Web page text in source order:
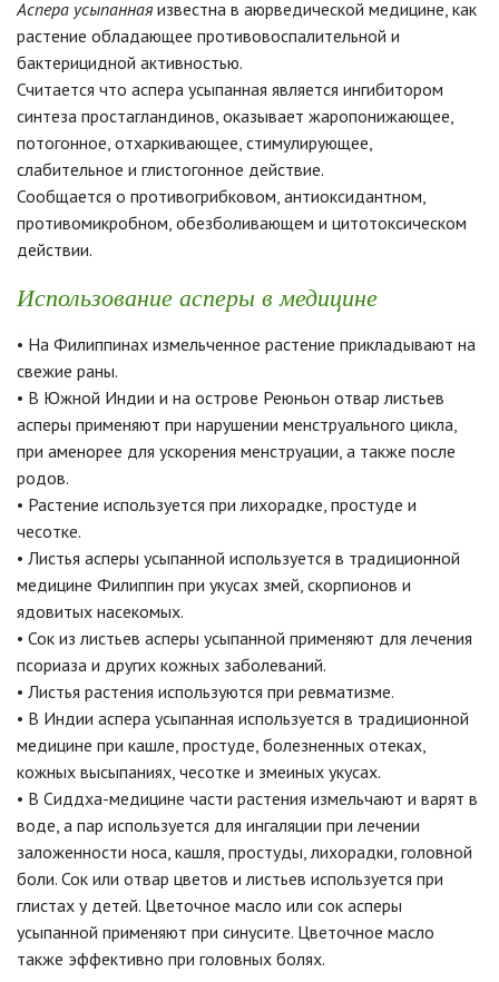
Аспера усыпаннаяизвестна в аюрведической медицине, как
растение обладающее противовоспалительной и
бактерицидной активностью.
Считается что аспера усыпанная является ингибитором
синтеза простагландинов, оказывает жаропонижающее,
потогонное, отхаркивающее, стимулирующее,
слабительное и глистогонное действие.
Сообщается о противогрибковом, антиоксидантном,
противомикробном, обезболивающем и цитотоксическом
действии.
Использование асперы в медицине
• На Филиппинах измельченное растение прикладывают на
свежие раны.
• В Южной Индии и на острове Реюньон отвар листьев
асперы применяют при нарушении менструального цикла,
при аменорее для ускорения менструации, а также после
родов.
• Растение используется при лихорадке, простуде и
чесотке.
• Листья асперы усыпанной используется в традиционной
медицине Филиппин при укусах змей, скорпионов и
ядовитых насекомых.
• Сок из листьев асперы усыпанной применяют для лечения
псориаза и других кожных заболеваний.
• Листья растения используются при ревматизме.
• В Индии аспера усыпанная используется в традиционной
медицине при кашле, простуде, болезненных отеках,
кожных высыпаниях, чесотке и змеиных укусах.
• В Сиддха-медицине части растения измельчают и варят в
воде, а пар используется для ингаляции при лечении
заложенности носа, кашля, простуды, лихорадки, головной
боли. Сок или отвар цветов и листьев используется при
глистах у детей. Цветочное масло или сок асперы
усыпанной применяют при синусите. Цветочное масло
также эффективно при головных болях.